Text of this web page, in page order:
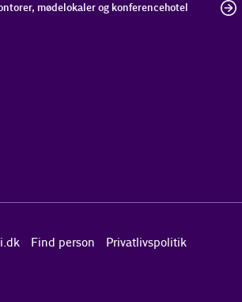
mødelokaler og konferencehotel
Find person Privatlivspolitik